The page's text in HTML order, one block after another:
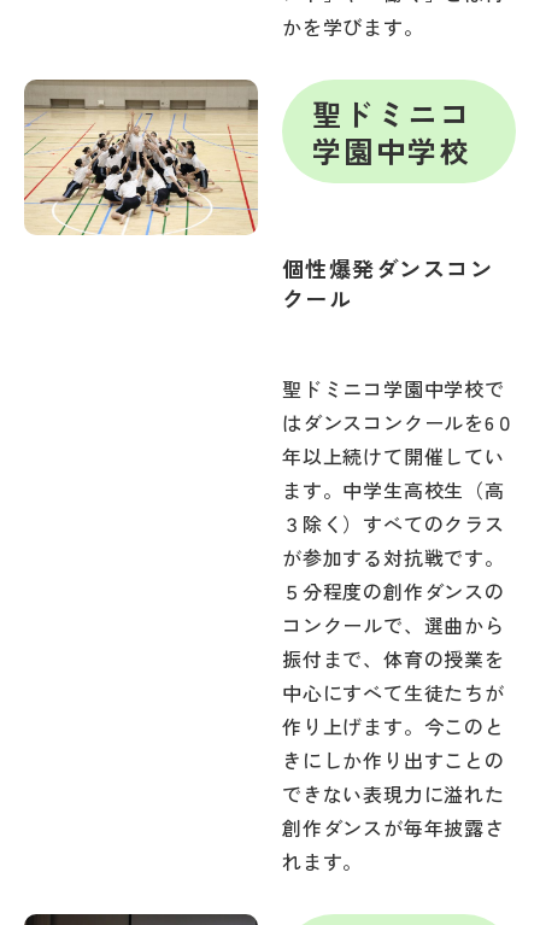
かを学びます。
聖ドミニコ
学園中学校
個性爆発ダンスコン
クール
聖ドミニコ学園中学校で
はダンスコンクールを6０
年以上続けて開催してい
ます。中学生高校生（高
３除く）すべてのクラス
が参加する対抗戦です。
５分程度の創作ダンスの
コンクールで、選曲から
振付まで、体育の授業を
中心にすべて生徒たちが
作り上げます。今このと
きにしか作り出すことの
できない表現力に溢れた
創作ダンスが毎年披露さ
れます。